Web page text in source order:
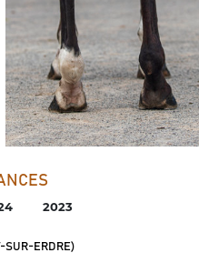
2023
SUR-ERDRE)